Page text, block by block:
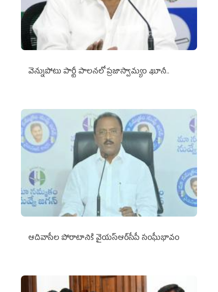
వెన్నుపోటు పార్టీ పాలనలో ప్రజాస్వామ్యం ఖూనీ..
ఆదివాసీల పోరాటానికి వైయ‌స్ఆర్‌సీపీ సంఘీభావం